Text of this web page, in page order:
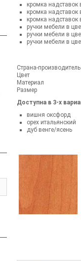
кромка надставок
кромка надставок
кромка надставок
ручки мебели в
ручки мебели в
ручки мебели в
Страна-производитель
Цвет
Материал
Размер
Доступна в 3-х
вишня оксфорд
орех итальянский
дуб венге/ясень